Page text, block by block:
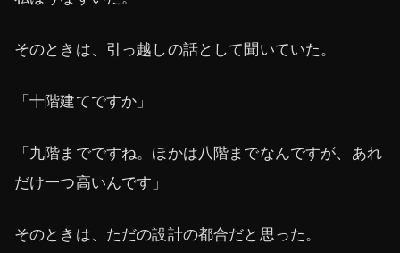
そのときは、引っ越しの話として聞いていた。
「十階建てですか」
「九階までですね。ほかは八階までなんですが、あれ
だけ一つ高いんです」
そのときは、ただの設計の都合だと思った。